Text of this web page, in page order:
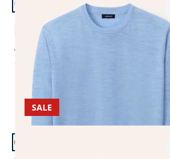
Rundhals-Pullover Merino Extrafein
ab € 79,99
ab € 44,99
Artikel 17 von 24.
SALE
Aran-Zopfpullover